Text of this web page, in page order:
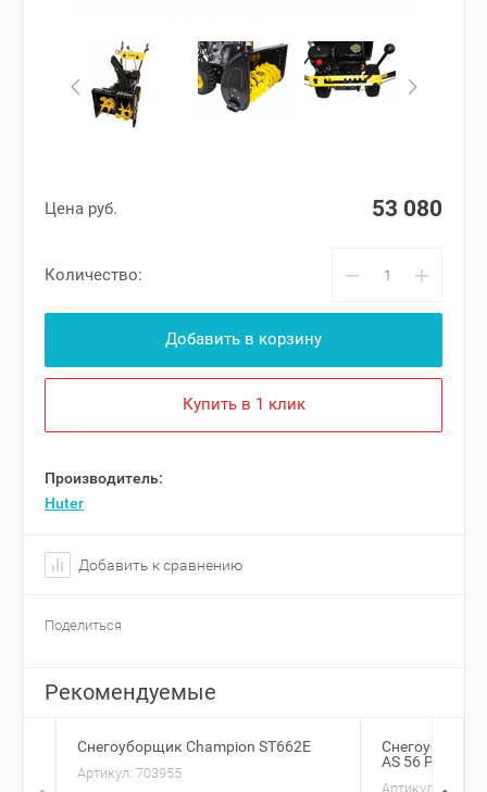
Цена руб. 53 080
Количество: − +
Добавить в корзину
Купить в 1 клик
Производитель:
Huter
Добавить к сравнению
Поделиться
Рекомендуемые
Снегоуборщик Champion ST662E
Артикул: 703955
AS 56 P
Артикул: 912067